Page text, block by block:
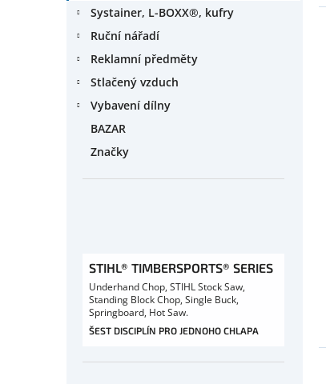
Systainer, L-BOXX®, kufry
Ruční nářadí
Reklamní předměty
Stlačený vzduch
Vybavení dílny
BAZAR
Značky
STIHL® TIMBERSPORTS® SERIES
Underhand Chop, STIHL Stock Saw,
Standing Block Chop, Single Buck,
Springboard, Hot Saw.
ŠEST DISCIPLÍN PRO JEDNOHO CHLAPA